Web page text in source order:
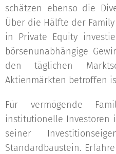
schätzen ebenso die
Über die Hälfte der
in Private Equity
börsenunabhängige
den täglichen
Aktienmärkten betroffen
Für vermögende
institutionelle Investoren
seiner
Standardbaustein.